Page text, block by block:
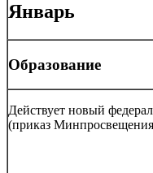
Январь
Образование
Действует новый
(приказ